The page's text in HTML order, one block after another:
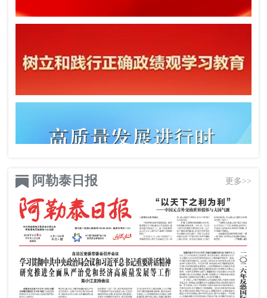
阿勒泰日报 更多>>